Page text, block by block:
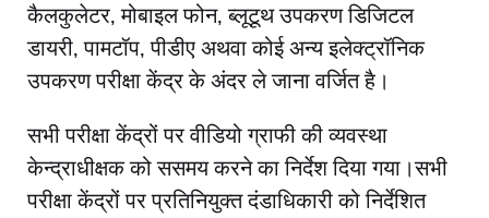
कैलकुलेटर, मोबाइल फोन, ब्लूटूथ उपकरण डिजिटल
डायरी, पामटॉप, पीडीए अथवा कोई अन्य इलेक्ट्रॉनिक
उपकरण परीक्षा केंद्र के अंदर ले जाना वर्जित है।
सभी परीक्षा केंद्रों पर वीडियो ग्राफी की व्यवस्था
केन्द्राधीक्षक को ससमय करने का निर्देश दिया गया।सभी
परीक्षा केंद्रों पर प्रतिनियुक्त दंडाधिकारी को निर्देशित